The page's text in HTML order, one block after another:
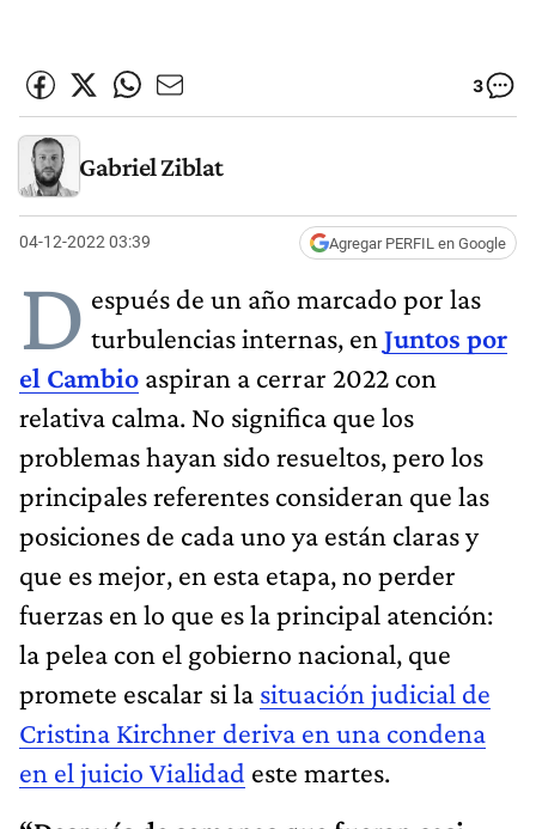
3
Gabriel Ziblat
04-12-2022 03:39 Agregar PERFIL en Google
D espués de un año marcado por las
turbulencias internas, en Juntos por
el Cambio aspiran a cerrar 2022 con
relativa calma. No significa que los
problemas hayan sido resueltos, pero los
principales referentes consideran que las
posiciones de cada uno ya están claras y
que es mejor, en esta etapa, no perder
fuerzas en lo que es la principal atención:
la pelea con el gobierno nacional, que
promete escalar si la situación judicial de
Cristina Kirchner deriva en una condena
en el juicio Vialidad este martes.